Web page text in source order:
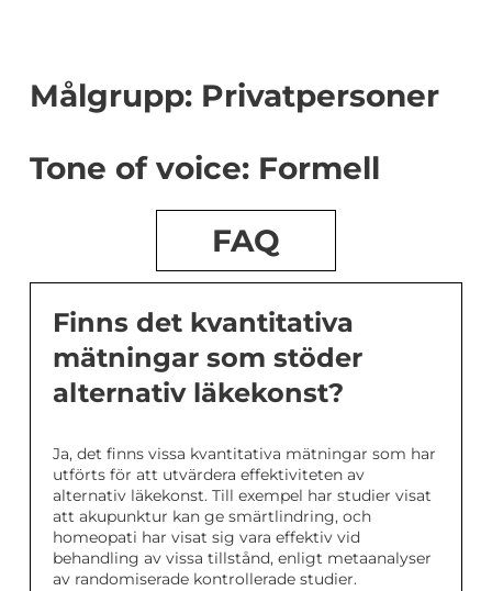
Målgrupp: Privatpersoner
Tone of voice: Formell
FAQ
Finns det kvantitativa
mätningar som stöder
alternativ läkekonst?
Ja, det finns vissa kvantitativa mätningar som har
utförts för att utvärdera effektiviteten av
alternativ läkekonst. Till exempel har studier visat
att akupunktur kan ge smärtlindring, och
homeopati har visat sig vara effektiv vid
behandling av vissa tillstånd, enligt metaanalyser
av randomiserade kontrollerade studier.